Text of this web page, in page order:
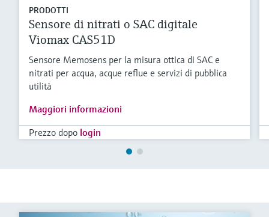
PRODOTTI
Sensore di nitrati o SAC digitale
Viomax CAS51D
Sensore Memosens per la misura ottica di SAC e
nitrati per acqua, acque reflue e servizi di pubblica
utilità
Maggiori informazioni
Prezzo dopo login